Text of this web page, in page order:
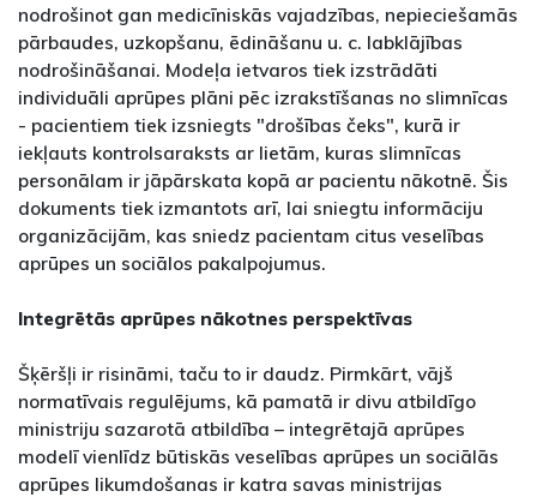
nodrošinot gan medicīniskās vajadzības, nepieciešamās
pārbaudes, uzkopšanu, ēdināšanu u. c. labklājības
nodrošināšanai. Modeļa ietvaros tiek izstrādāti
individuāli aprūpes plāni pēc izrakstīšanas no slimnīcas
- pacientiem tiek izsniegts "drošības čeks", kurā ir
iekļauts kontrolsaraksts ar lietām, kuras slimnīcas
personālam ir jāpārskata kopā ar pacientu nākotnē. Šis
dokuments tiek izmantots arī, lai sniegtu informāciju
organizācijām, kas sniedz pacientam citus veselības
aprūpes un sociālos pakalpojumus.
Integrētās aprūpes nākotnes perspektīvas
Šķēršļi ir risināmi, taču to ir daudz. Pirmkārt, vājš
normatīvais regulējums, kā pamatā ir divu atbildīgo
ministriju sazarotā atbildība – integrētajā aprūpes
modelī vienlīdz būtiskās veselības aprūpes un sociālās
aprūpes likumdošanas ir katra savas ministrijas